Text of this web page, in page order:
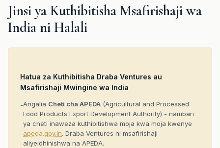
Jinsi ya Kuthibitisha Msafirishaji wa
India ni Halali
Hatua za Kuthibitisha Draba Ventures au
Msafirishaji Mwingine wa India
-Angalia Cheti cha APEDA (Agricultural and Processed
Food Products Export Development Authority) - nambari
ya cheti inaweza kuthibitishwa moja kwa moja kwenye
apeda.gov.in. Draba Ventures ni msafirishaji
aliyeidhinishwa na APEDA.